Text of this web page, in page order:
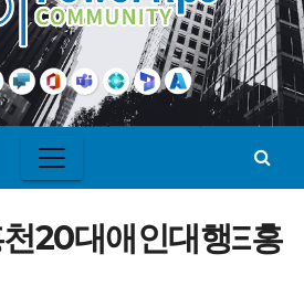
20대애인대행Ξ홍